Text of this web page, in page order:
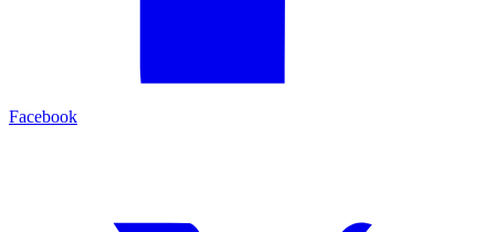
Facebook